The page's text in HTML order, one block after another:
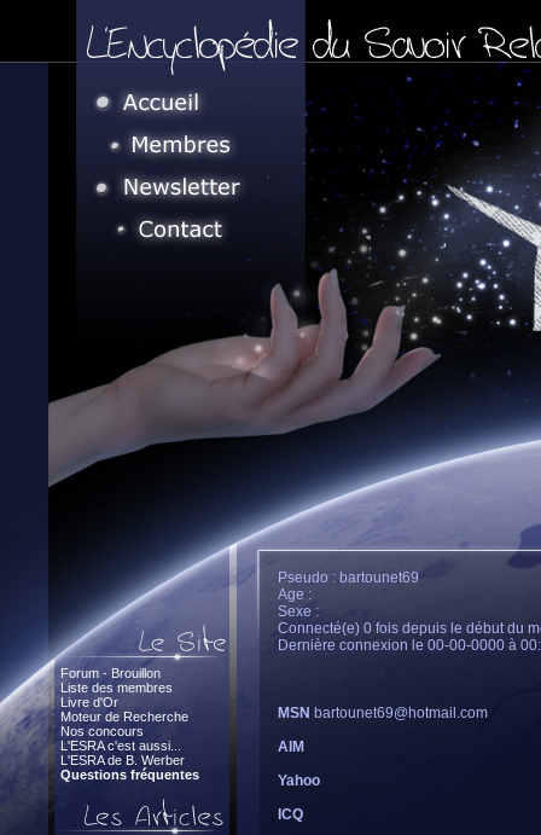
Forum - Brouillon
Liste des membres
Livre d'Or
Moteur de Recherche
Nos concours
L'ESRA c'est aussi...
L'ESRA de B. Werber
Questions fréquentes
Pseudo : bartounet69
Age :
Sexe :
Connecté(e) 0 fois depuis le début du
Dernière connexion le 00-00-0000 à
MSN bartounet69@hotmail.com
AIM
Yahoo
ICQ